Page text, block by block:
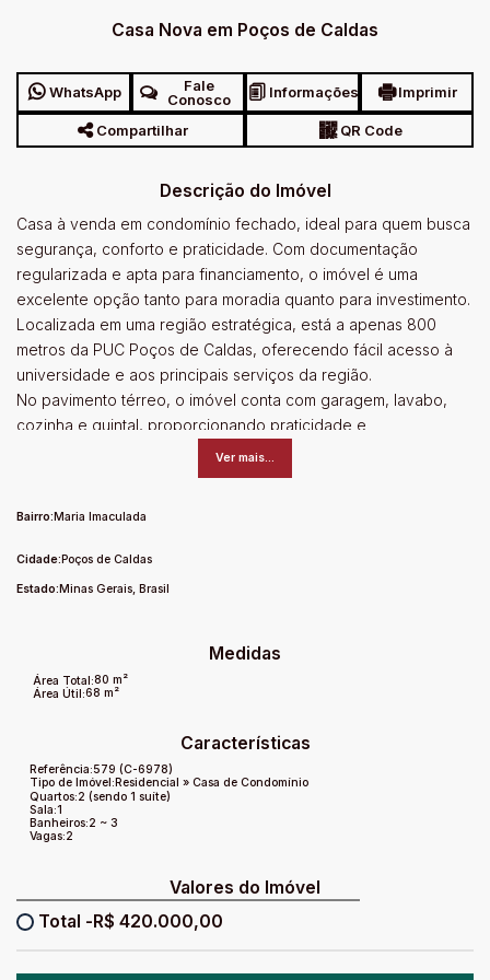
Casa Nova em Poços de Caldas
WhatsApp
Fale
Conosco
Informações Imprimir
Compartilhar QR Code
Descrição do Imóvel
Casa à venda em condomínio fechado, ideal para quem busca
segurança, conforto e praticidade. Com documentação
regularizada e apta para financiamento, o imóvel é uma
excelente opção tanto para moradia quanto para investimento.
Localizada em uma região estratégica, está a apenas 800
metros da PUC Poços de Caldas, oferecendo fácil acesso à
universidade e aos principais serviços da região.
No pavimento térreo, o imóvel conta com garagem, lavabo,
cozinha e quintal, proporcionando praticidade e
funcionalidade para o dia a dia. Já no pavimento superior,
dispõe de dois quartos e um banheiro social, com ambientes
Ver mais...
Bairro:Maria Imaculada
Cidade:Poços de Caldas
Estado:Minas Gerais, Brasil
Medidas
Área Total:80 m²
Área Útil:68 m²
Características
Referência:579(C-6978)
Tipo de Imóvel: Residencial» Casa de Condomínio
Quartos:2 (sendo 1 suíte)
Sala:1
Banheiros:2 ~ 3
Vagas:2
Valores do Imóvel
R$ 420.000,00